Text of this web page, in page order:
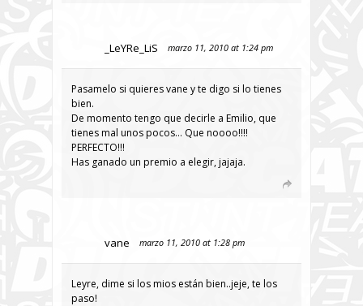
_LeYRe_LiS marzo 11, 2010 at 1:24 pm
Pasamelo si quieres vane y te digo si lo tienes
bien.
De momento tengo que decirle a Emilio, que
tienes mal unos pocos… Que noooo!!!!
PERFECTO!!!
Has ganado un premio a elegir, jajaja.
vane marzo 11, 2010 at 1:28 pm
Leyre, dime si los mios están bien..jeje, te los
paso!